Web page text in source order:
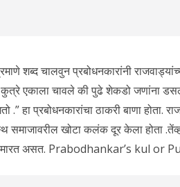
शब्द चालवुन प्रबोधनकारांनी
एकाला चावले की पुढे शेकडो जणांना
.” हा प्रबोधनकारांचा ठाकरी बाणा
समाजावरील खोटा कलंक दूर केला होता
मारत असत. Prabodhankar’s kul or